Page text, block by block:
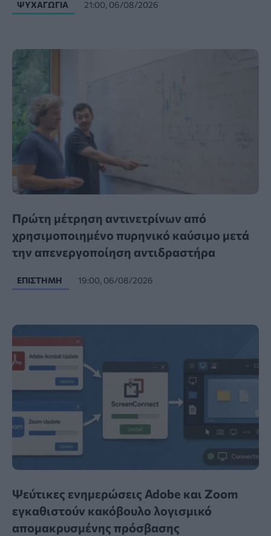
ΨΥΧΑΓΩΓΊΑ 21:00, 06/08/2026
Πρώτη μέτρηση αντινετρίνων από
χρησιμοποιημένο πυρηνικό καύσιμο μετά
την απενεργοποίηση αντιδραστήρα
ΕΠΙΣΤΉΜΗ 19:00, 06/08/2026
Ψεύτικες ενημερώσεις Adobe και Zoom
εγκαθιστούν κακόβουλο λογισμικό
απομακρυσμένης πρόσβασης